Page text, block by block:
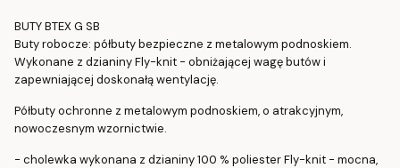
BUTY BTEX G SB
Buty robocze: półbuty bezpieczne z metalowym podnoskiem.
Wykonane z dzianiny Fly-knit - obniżającej wagę butów i
zapewniającej doskonałą wentylację.
Półbuty ochronne z metalowym podnoskiem, o atrakcyjnym,
nowoczesnym wzornictwie.
- cholewka wykonana z dzianiny 100 % poliester Fly-knit - mocna,